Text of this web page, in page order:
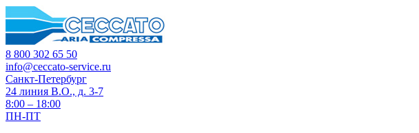
8 800 302 65 50
info@ceccato-service.ru
Санкт-Петербург
24 линия В.О., д. 3-7
8:00 – 18:00
ПН-ПТ